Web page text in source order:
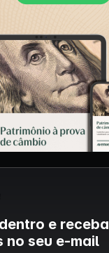
e receba
no seu e-mail